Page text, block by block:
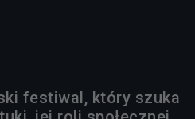
festiwal, który szuka